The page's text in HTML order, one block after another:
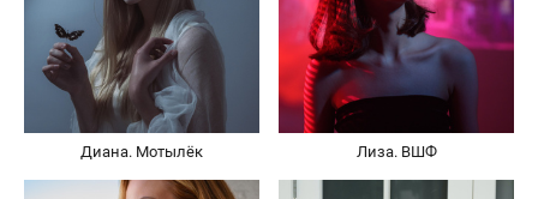
Диана. Мотылёк Лиза. ВШФ